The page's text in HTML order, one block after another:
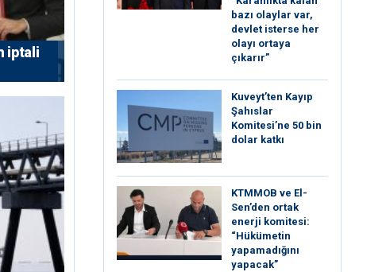
iptali
bazı olaylar var,
devlet isterse her
olayı ortaya
çıkarır”
Kuveyt’ten Kayıp
Şahıslar
Komitesi’ne 50 bin
dolar katkı
KTMMOB ve El-
Sen’den ortak
enerji komitesi:
“Hükümetin
yapamadığını
yapacak”